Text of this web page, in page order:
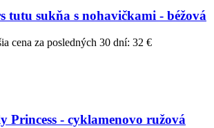
tutu sukňa s nohavičkami - béžová
cena za posledných 30 dní: 32 €
Princess - cyklamenovo ružová